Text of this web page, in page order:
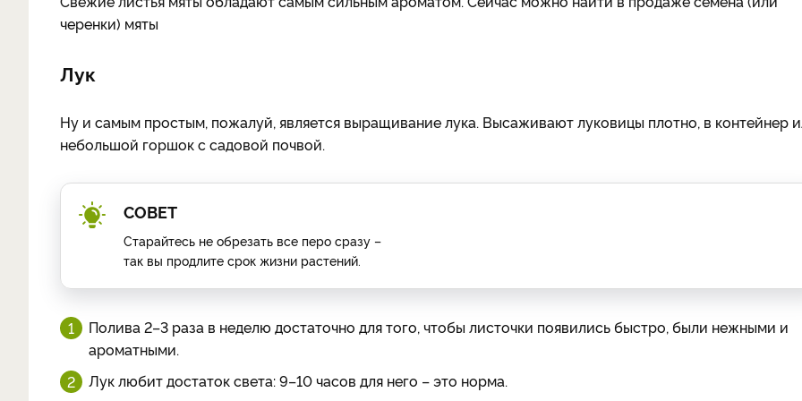
черенки) мяты
Лук
Ну и самым простым, пожалуй, является выращивание лука. Высаживают луковицы плотно, в контейнер
небольшой горшок с садовой почвой.
СОВЕТ
Старайтесь не обрезать все перо сразу –
так вы продлите срок жизни растений.
Полива 2–3 раза в неделю достаточно для того, чтобы листочки появились быстро, были нежными и
ароматными.
Лук любит достаток света: 9–10 часов для него – это норма.